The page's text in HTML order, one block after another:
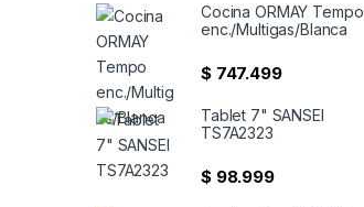
Cocina ORMAY Tempo
enc./Multigas/Blanca
$747.499
Tablet 7" SANSEI
TS7A2323
$98.999